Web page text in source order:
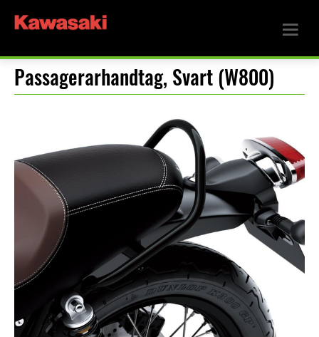
Passagerarhandtag, Svart (W800)